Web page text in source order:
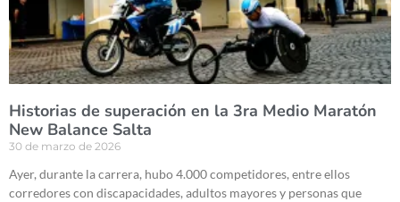
Historias de superación en la 3ra Medio Maratón
New Balance Salta
30 de marzo de 2026
Ayer, durante la carrera, hubo 4.000 competidores, entre ellos
corredores con discapacidades, adultos mayores y personas que